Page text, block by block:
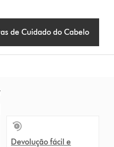
de Cuidado do Cabelo
Devolução fácil e